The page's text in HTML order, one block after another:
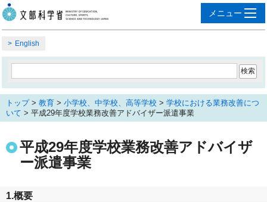
English
トップ> 教育 > 小学校、中学校、高等学校 > 学校における業務改善につ
いて > 平成29年度学校業務改善アドバイザー派遣事業
平成29年度学校業務改善アドバイザ
ー派遣事業
1.概要